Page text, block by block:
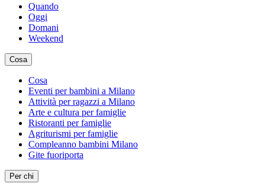
Quando
Oggi
Domani
Weekend
Cosa
Cosa
Eventi per bambini a Milano
Attività per ragazzi a Milano
Arte e cultura per famiglie
Ristoranti per famiglie
Agriturismi per famiglie
Compleanno bambini Milano
Gite fuoriporta
Per chi